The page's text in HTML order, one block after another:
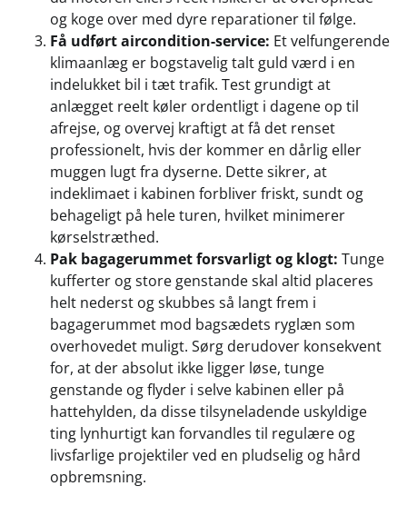
og koge over med dyre reparationer til følge.
Få udført aircondition-service: Et velfungerende
klimaanlæg er bogstavelig talt guld værd i en
indelukket bil i tæt trafik. Test grundigt at
anlægget reelt køler ordentligt i dagene op til
afrejse, og overvej kraftigt at få det renset
professionelt, hvis der kommer en dårlig eller
muggen lugt fra dyserne. Dette sikrer, at
indeklimaet i kabinen forbliver friskt, sundt og
behageligt på hele turen, hvilket minimerer
kørselstræthed.
Pak bagagerummet forsvarligt og klogt: Tunge
kufferter og store genstande skal altid placeres
helt nederst og skubbes så langt frem i
bagagerummet mod bagsædets ryglæn som
overhovedet muligt. Sørg derudover konsekvent
for, at der absolut ikke ligger løse, tunge
genstande og flyder i selve kabinen eller på
hattehylden, da disse tilsyneladende uskyldige
ting lynhurtigt kan forvandles til regulære og
livsfarlige projektiler ved en pludselig og hård
opbremsning.